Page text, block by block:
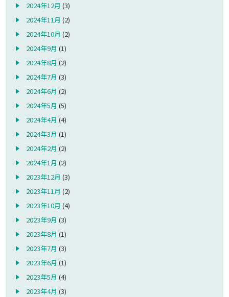
2024年12月 (3)
2024年11月 (2)
2024年10月 (2)
2024年9月 (1)
2024年8月 (2)
2024年7月 (3)
2024年6月 (2)
2024年5月 (5)
2024年4月 (4)
2024年3月 (1)
2024年2月 (2)
2024年1月 (2)
2023年12月 (3)
2023年11月 (2)
2023年10月 (4)
2023年9月 (3)
2023年8月 (1)
2023年7月 (3)
2023年6月 (1)
2023年5月 (4)
2023年4月 (3)